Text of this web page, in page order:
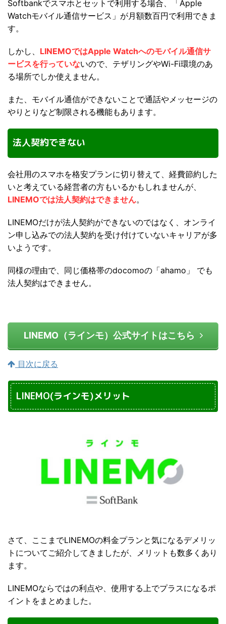
Softbankでスマホとセットで利用する場合、「Apple
Watchモバイル通信サービス」が月額数百円で利用できま
す。
しかし、 LINEMOではApple Watchへのモバイル通信サ
ービスを行っていないので、テザリングやWi-Fi環境のあ
る場所でしか使えません。
また、モバイル通信ができないことで通話やメッセージの
やりとりなど制限される機能もあります。
法人契約できない
会社用のスマホを格安プランに切り替えて、経費節約した
いと考えている経営者の方もいるかもしれませんが、
LINEMOでは法人契約はできません。
LINEMOだけが法人契約ができないのではなく、オンライ
ン申し込みでの法人契約を受け付けていないキャリアが多
いようです。
同様の理由で、同じ価格帯のdocomoの「ahamo」 でも
法人契約はできません。
LINEMO（ラインモ）公式サイトはこちら
目次に戻る
LINEMO(ラインモ)メリット
さて、ここまでLINEMOの料金プランと気になるデメリッ
トについてご紹介してきましたが、メリットも数多くあり
ます。
LINEMOならではの利点や、使用する上でプラスになるポ
イントをまとめました。